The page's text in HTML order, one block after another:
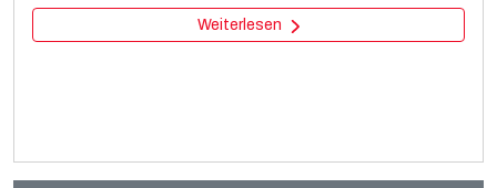
Weiterlesen
Weiterlesen